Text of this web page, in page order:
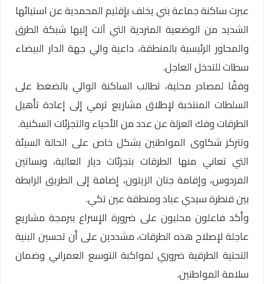
عبرت ساكنة جماعة بني يخلف بإقليم المحمدية عن استيائها
الشديد من الوضعية المتردية التي آلت إليها شبكة الطرق
والمحاور الرئيسية بالمنطقة، داعية والي جهة الدار البيضاء
سطات للتدخل العاجل.
وفقًا لمصادر محلية، تطالب الساكنة الوالي بالضغط على
السلطات المنتخبة لإطلاق مشاريع ترمي إلى إعادة تأهيل
الطرقات وفك العزلة عن عدد من الأحياء والتجزئات السكنية.
وتتركز شكاوى المواطنين بشكل خاص على الحالة السيئة
التي تعاني منها الطرقات بتجزئات ديار العالية، وبساتين
الفردوس، وإقامة جنان الزيتون، إضافة إلى الطريق الرابطة
بين قنطرة سيدي عباد ومنطقة عين تكي.
وأكد فاعلون محليون على ضرورة الإسراع ببرمجة مشاريع
عاجلة لإصلاح هذه الطرقات، مشددين على أن تحسين البنية
التحتية الطرقية ضروري لمواكبة التوسع العمراني وضمان
سلامة المواطنين.